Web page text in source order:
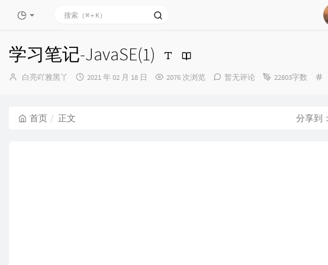
学习笔记-JavaSE(1)
博
白亮吖雅黑丫
发
2021 年 02 月 18 日 2076 次浏览 暂无评论 22803字数
首页 正文 分享到